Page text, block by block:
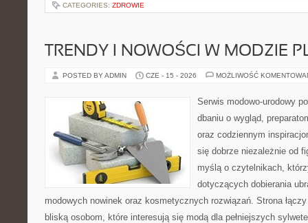
CATEGORIES: ZDROWIE
TRENDY I NOWOŚCI W MODZIE
POSTED BY ADMIN CZE - 15 - 2026 MOŻLIWOŚĆ
Serwis modowo-urodowy
dbaniu o wygląd,
oraz codziennym
się dobrze niezależnie od
myślą o czytelnikach,
dotyczących dobierania
modowych nowinek oraz kosmetycznych rozwiązań. Strona
bliską osobom, które interesują się modą dla pełniejszych